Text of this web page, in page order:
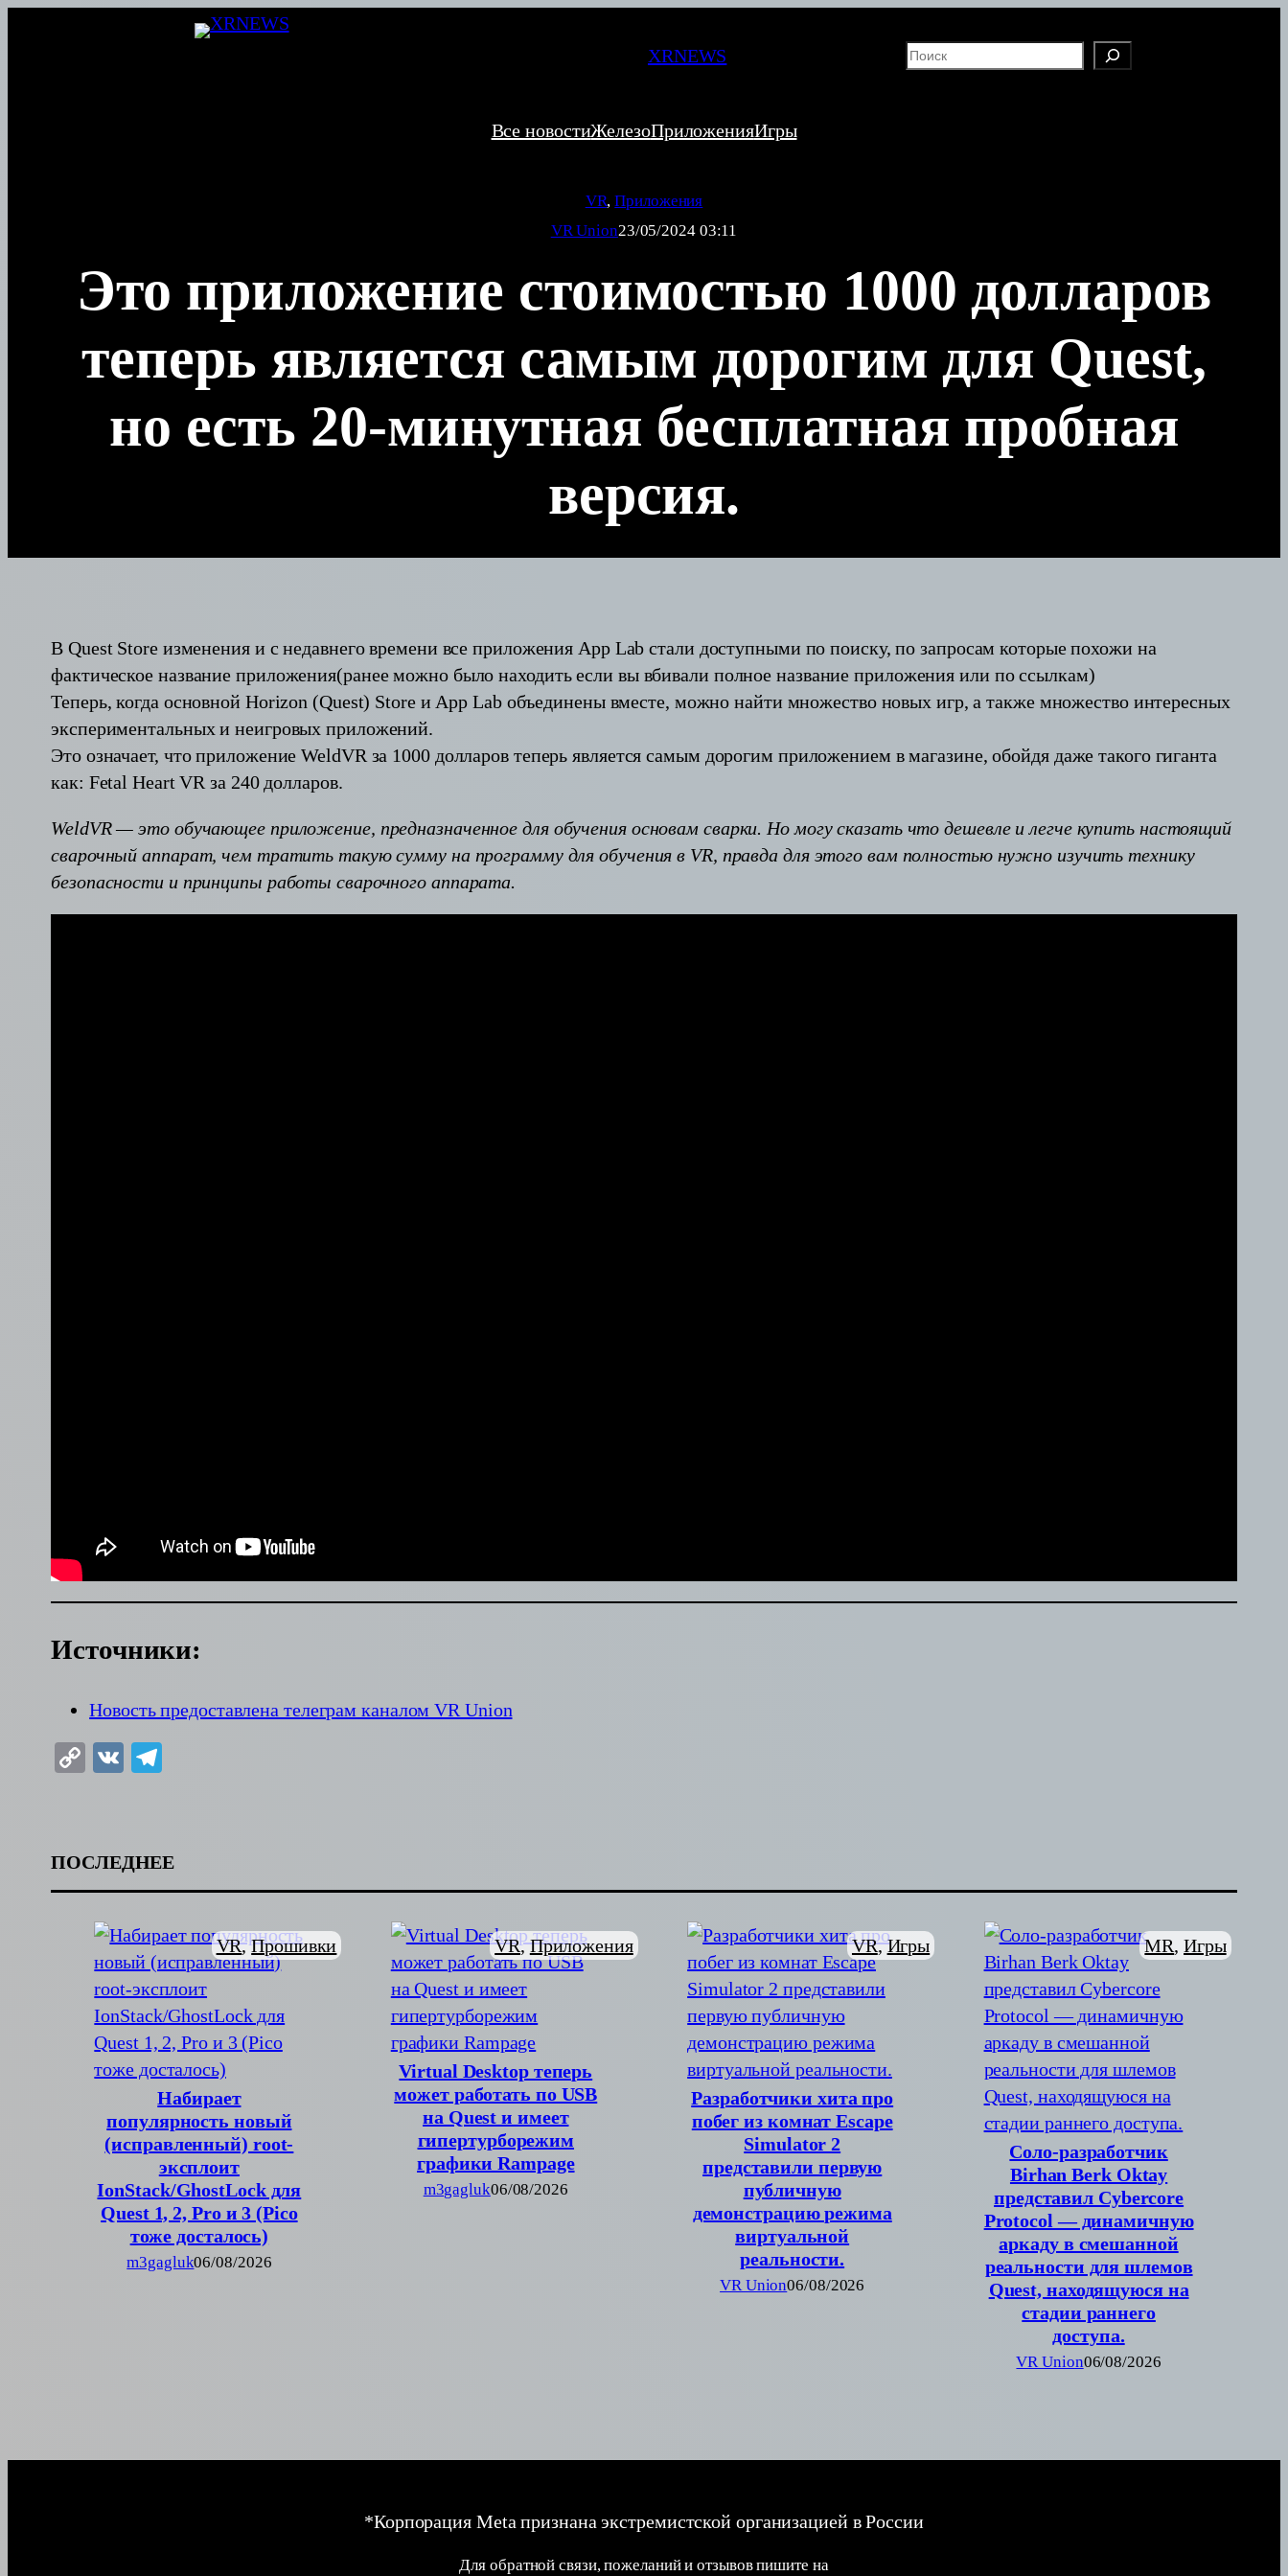
XRNEWS
Все новостиЖелезоПриложенияИгры
VR, Приложения
VR Union23/05/2024 03:11
Это приложение стоимостью 1000 долларов
теперь является самым дорогим для Quest,
но есть 20-минутная бесплатная пробная
версия.
В Quest Store изменения и с недавнего времени все приложения App Lab стали доступными по поиску, по запросам которые похожи на
фактическое название приложения(ранее можно было находить если вы вбивали полное название приложения или по ссылкам)
Теперь, когда основной Horizon (Quest) Store и App Lab объединены вместе, можно найти множество новых игр, а также множество интересных
экспериментальных и неигровых приложений.
Это означает, что приложение WeldVR за 1000 долларов теперь является самым дорогим приложением в магазине, обойдя даже такого гиганта
как: Fetal Heart VR за 240 долларов.
WeldVR — это обучающее приложение, предназначенное для обучения основам сварки. Но могу сказать что дешевле и легче купить настоящий
сварочный аппарат, чем тратить такую сумму на программу для обучения в VR, правда для этого вам полностью нужно изучить технику
безопасности и принципы работы сварочного аппарата.
Источники:
Новость предоставлена телеграм каналом VR Union
Copy
VK
ПОСЛЕДНЕЕ
Набирает
популярность новый
(исправленный) root-
эксплоит
IonStack/GhostLock для
Quest 1, 2, Pro и 3 (Pico
тоже досталось)
VR, Прошивки
m3gagluk06/08/2026
Virtual Desktop теперь
может работать по USB
на Quest и имеет
гипертурборежим
графики Rampage
VR, Приложения
m3gagluk06/08/2026
Разработчики хита про
побег из комнат Escape
Simulator 2
представили первую
публичную
демонстрацию режима
виртуальной
реальности.
VR, Игры
VR Union06/08/2026
Соло-разработчик
Birhan Berk Oktay
представил Cybercore
Protocol — динамичную
аркаду в смешанной
реальности для шлемов
Quest, находящуюся на
стадии раннего
доступа.
MR, Игры
VR Union06/08/2026
*Корпорация Meta признана экстремистской организацией в России
Для обратной связи, пожеланий и отзывов пишите на